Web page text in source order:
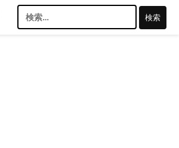
索: